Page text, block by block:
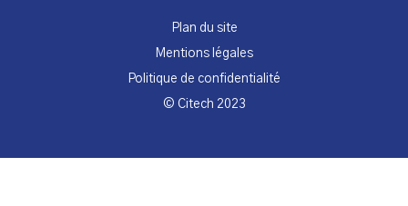
Plan du site
Mentions légales
Politique de confidentialité
© Citech 2023